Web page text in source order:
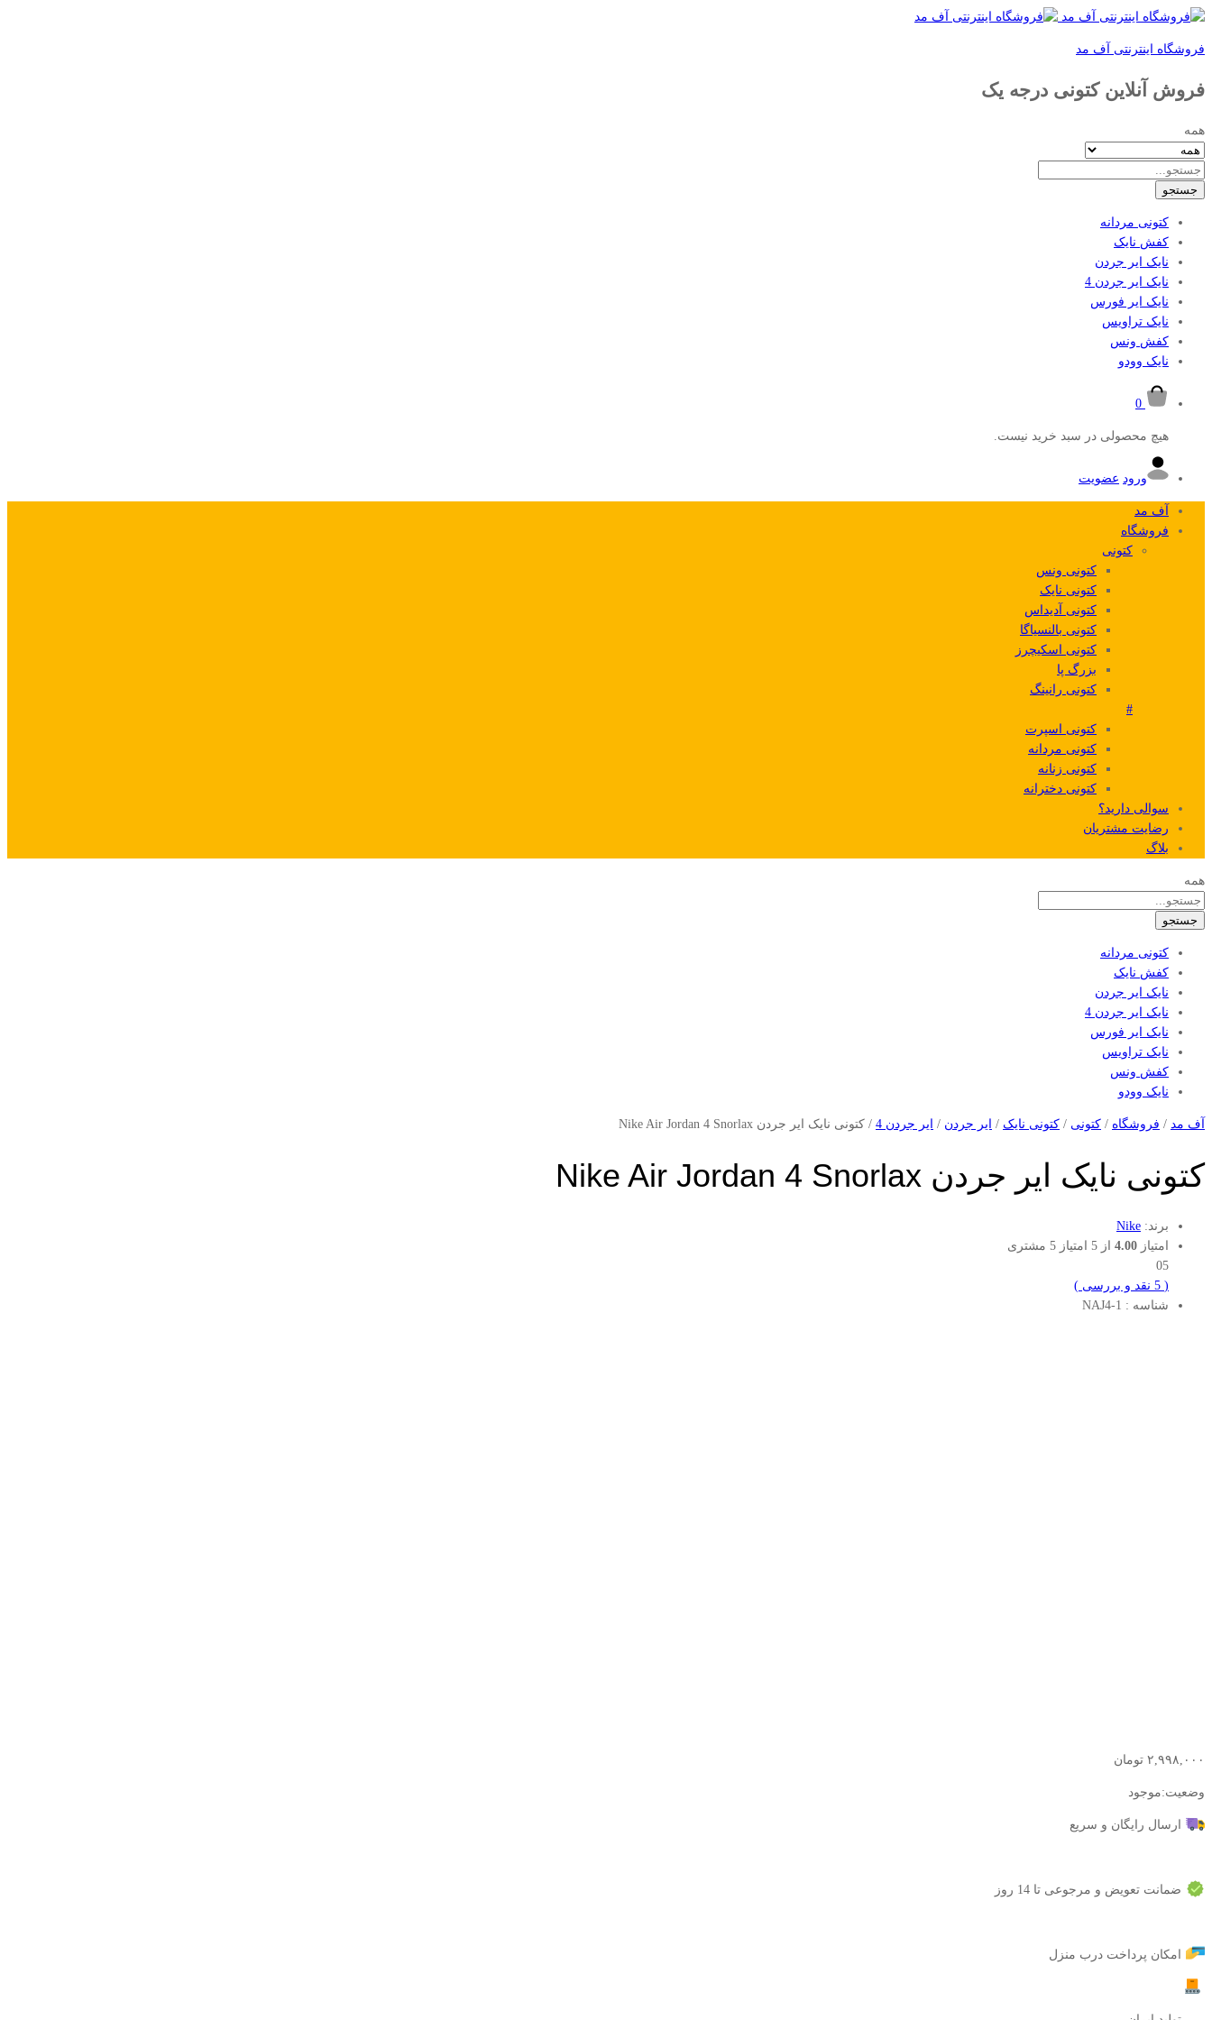
فروشگاه اینترنتی آف مد
فروش آنلاین کتونی درجه یک
همه
جستجو
کتونی مردانه
کفش نایک
نایک ایر جردن
نایک ایر جردن 4
نایک ایر فورس
نایک تراویس
کفش ونس
نایک وودو
0
هیچ محصولی در سبد خرید نیست.
ورود عضویت
آف مد
فروشگاه
کتونی
کتونی ونس
کتونی نایک
کتونی آدیداس
کتونی بالنسیاگا
کتونی اسکیچرز
بزرگ پا
کتونی رانینگ
#
کتونی اسپرت
کتونی مردانه
کتونی زنانه
کتونی دخترانه
سوالی دارید؟
رضایت مشتریان
بلاگ
همه
جستجو
کتونی مردانه
کفش نایک
نایک ایر جردن
نایک ایر جردن 4
نایک ایر فورس
نایک تراویس
کفش ونس
نایک وودو
آف مد / فروشگاه / کتونی / کتونی نایک / ایر جردن / ایر جردن 4 / کتونی نایک ایر جردن Nike Air Jordan 4 Snorlax
کتونی نایک ایر جردن Nike Air Jordan 4 Snorlax
برند: Nike
امتیاز 4.00 از 5 امتیاز 5 مشتری
05
(
5 نقد و بررسی )
شناسه : NAJ4-1
۲,۹۹۸,۰۰۰ تومان
وضعیت:موجود
ارسال رایگان و سریع
ضمانت تعویض و مرجوعی تا 14 روز
امکان پرداخت درب منزل